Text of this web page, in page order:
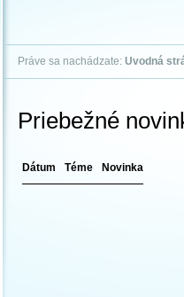
Práve sa nachádzate: Uvodná
Priebežné
Dátum Téme Novinka